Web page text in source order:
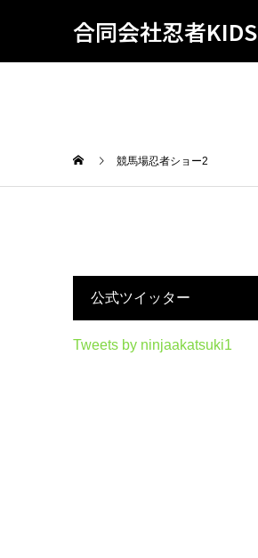
合同会社忍者KIDS
競馬場忍者ショー2
公式ツイッター
Tweets by ninjaakatsuki1